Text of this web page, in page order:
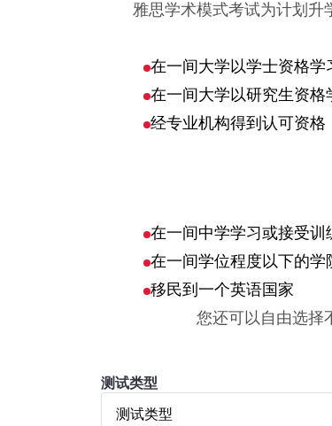
雅思学术模式考试为计划升
在一间大学以学士资格学
在一间大学以研究生资
经专业机构得到认可资格
在一间中学学习或接受训
在一间学位程度以下的学
移民到一个英语国家
您还可以自由选择
测试类型
测试类型